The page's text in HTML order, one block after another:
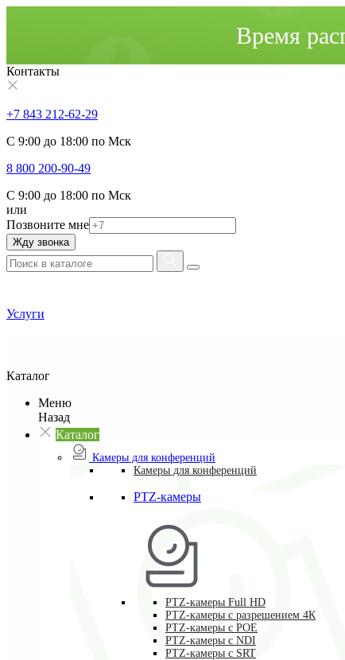
Время
Контакты
+7 843 212-62-29
С 9:00 до 18:00 по Мск
8 800 200-90-49
С 9:00 до 18:00 по Мск
или
Позвоните мне
Жду звонка
Услуги
Каталог
Меню
Назад
Каталог
Камеры для конференций
Камеры для конференций
PTZ-камеры
PTZ-камеры Full HD
PTZ-камеры с разрешением 4К
PTZ-камеры с POE
PTZ-камеры c NDI
PTZ-камеры с SRT